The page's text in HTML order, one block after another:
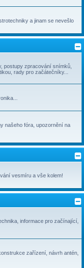
a jinam se nevešlo
postupy zpracování snímků,
rady pro začátečníky...
našeho fóra, upozornění na
vesmíru a vše kolem!
informace pro začínající,
zařízení, návrh antén,